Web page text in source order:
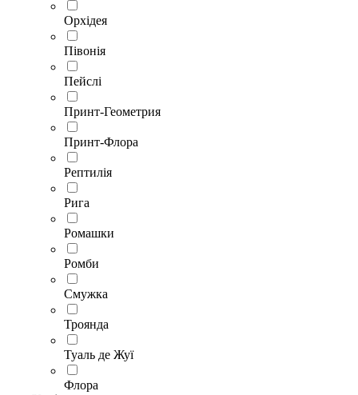
Орхідея
Півонія
Пейслі
Принт-Геометрия
Принт-Флора
Рептилія
Рига
Ромашки
Ромби
Смужка
Троянда
Туаль де Жуї
Флора